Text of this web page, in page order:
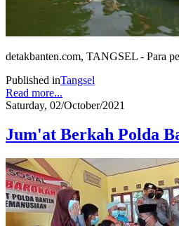
detakbanten.com, TANGSEL - Para
Published inTangsel
Read more...
Saturday, 02/October/2021
Jum'at Berkah Polda